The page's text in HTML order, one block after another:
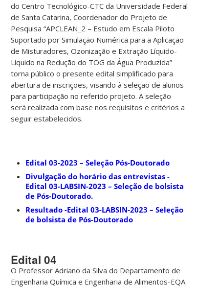
do Centro Tecnológico-CTC da Universidade Federal
de Santa Catarina, Coordenador do Projeto de
Pesquisa “APCLEAN_2 – Estudo em Escala Piloto
Suportado por Simulação Numérica para a Aplicação
de Misturadores, Ozonização e Extração Líquido-
Líquido na Redução do TOG da Água Produzida”
torna público o presente edital simplificado para
abertura de inscrições, visando à seleção de alunos
para participação no referido projeto. A seleção
será realizada com base nos requisitos e critérios a
seguir estabelecidos.
Edital 03-2023 – Seleção Pós-Doutorado
Divulgação do horário das entrevistas -
Edital 03-LABSIN-2023 – Seleção de bolsista
de Pós-Doutorado.
Resultado -Edital 03-LABSIN-2023 – Seleção
de bolsista de Pós-Doutorado
Edital 04
O Professor Adriano da Silva do Departamento de
Engenharia Química e Engenharia de Alimentos-EQA